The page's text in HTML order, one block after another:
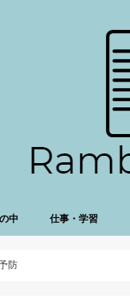
中 仕事・学習
防